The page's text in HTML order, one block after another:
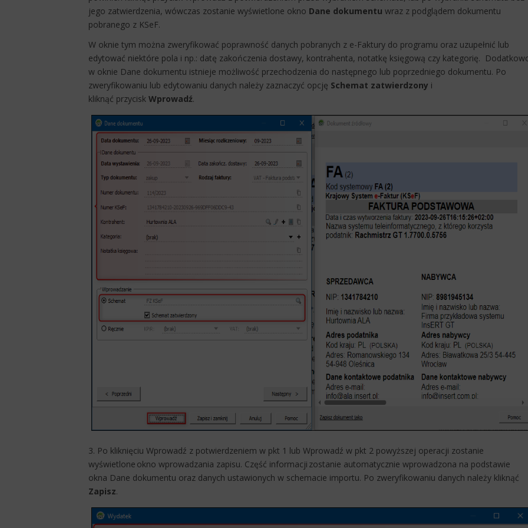
jego zatwierdzenia, wówczas zostanie wyświetlone okno Dane dokumentu wraz z podglądem dokumentu
pobranego z KSeF.
W oknie tym można zweryfikować poprawność danych pobranych z e-Faktury do programu oraz uzupełnić lub
edytować niektóre pola i np.: datę zakończenia dostawy, kontrahenta, notatkę księgową czy kategorię.
w oknie Dane dokumentu istnieje możliwość przechodzenia do następnego lub poprzedniego dokumentu. Po
zweryfikowaniu lub edytowaniu danych należy zaznaczyć opcję Schemat zatwierdzony i
kliknąć przycisk Wprowadź.
3. Po kliknięciu Wprowadź z potwierdzeniem w pkt 1 lub Wprowadź w pkt 2 powyższej operacji zostanie
wyświetlone okno wprowadzania zapisu. Część informacji zostanie automatycznie wprowadzona na podstawie
okna Dane dokumentu oraz danych ustawionych w schemacie importu. Po zweryfikowaniu danych należy kliknąć
Zapisz.